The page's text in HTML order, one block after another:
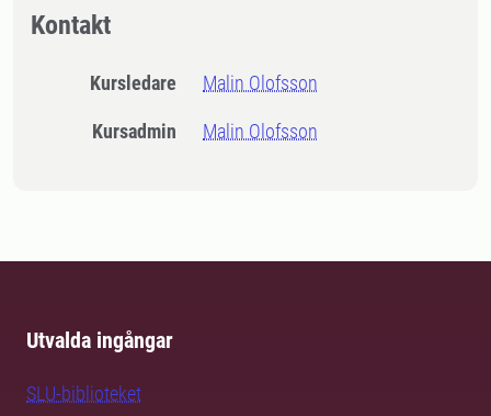
Kontakt
Kursledare Malin Olofsson
Kursadmin Malin Olofsson
Utvalda ingångar
SLU-biblioteket